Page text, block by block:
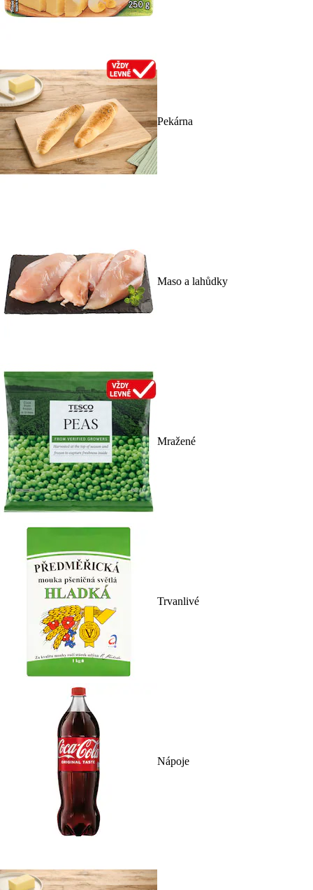
Pekárna
Maso a lahůdky
Mražené
Trvanlivé
Nápoje